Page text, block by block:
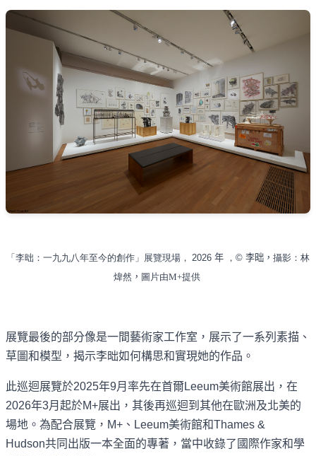
「李昢：一九九八年至今的創作」展覽現場， 2026 年 ， © 李昢， 攝影：林
煒然 ， 圖片由M+提供
展覽最後的部分像是一間藝術家工作室，展示了一系列素描、
草圖和模型，揭示李昢如何構思和實現她的作品。
此巡迴展覽於2025年9月率先在首爾Leeum美術館展出，在
2026年3月起於M+展出，其後再巡迴到其他在歐洲及北美的
場地。為配合展覽， M+ 、 Leeum美術館和Thames &
Hudson共同出版一本全面的專著，當中收錄了國際作家和學